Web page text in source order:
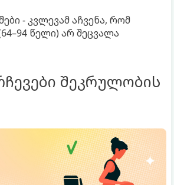
- კვლევამ აჩვენა, რომ
წელი) არ შეცვალა
შეკრულობის